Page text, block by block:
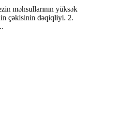
məhsullarının yüksək
çəkisinin dəqiqliyi. 2.